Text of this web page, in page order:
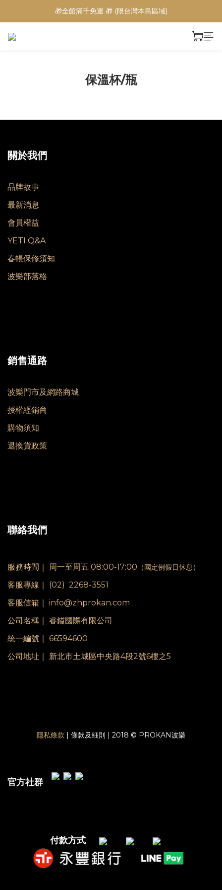
🎁全館滿千免運 🎁 (限台灣本島區域)
保溫杯/瓶
關於我們
品牌故事
最新消息
會員權益
YETI Q&A
春帳保修須知
波樂部落格
銷售通路
波樂門市及網路商城
授權經銷商
購物須知
退換貨政策
聯絡我們
服務時間｜ 周一至周五 08:00-17:00 （國定例假日休息）
客服專線｜ (02) 2268-3551
客服信箱｜ info@zhprokan.com
公司名稱｜ 睿鎰國際有限公司
統一編號｜ 66594600
公司地址｜ 新北市土城區中央路4段2號6樓之5
隱私條款 | 條款及細則 | 2018 © PROKAN波樂
官方社群
付款方式